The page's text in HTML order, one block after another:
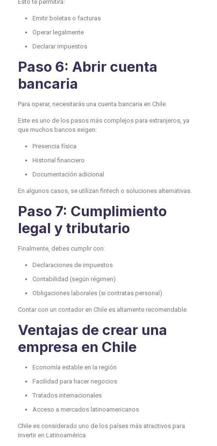
Esto te permitirá:
Emitir boletas o facturas
Operar legalmente
Declarar impuestos
Paso 6: Abrir cuenta
bancaria
Para operar, necesitarás una cuenta bancaria en Chile.
Este es uno de los pasos más complejos para extranjeros, ya
que muchos bancos exigen:
Presencia física
Historial financiero
Documentación adicional
En algunos casos, se utilizan fintech o soluciones alternativas.
Paso 7: Cumplimiento
legal y tributario
Finalmente, debes cumplir con:
Declaraciones de impuestos
Contabilidad (según régimen)
Obligaciones laborales (si contratas personal)
Contar con un contador en Chile es altamente recomendable.
Ventajas de crear una
empresa en Chile
Economía estable en la región
Facilidad para hacer negocios
Tratados internacionales
Acceso a mercados latinoamericanos
Chile es considerado uno de los países más atractivos para
invertir en Latinoamérica.